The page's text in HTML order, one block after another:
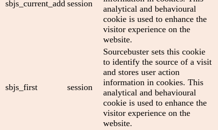
sbjs_current_add session
analytical and behavioural
cookie is used to enhance the
visitor experience on the
website.
sbjs_first session
Sourcebuster sets this cookie
to identify the source of a visit
and stores user action
information in cookies. This
analytical and behavioural
cookie is used to enhance the
visitor experience on the
website.